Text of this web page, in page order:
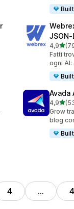
4,9
798
Fatti
ogni AI:
Avada
4,9
533
Grow
blog
4 …